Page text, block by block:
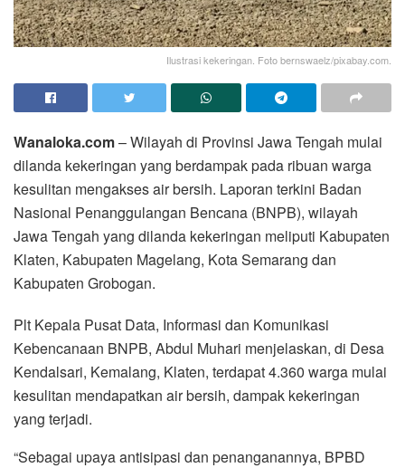
Ilustrasi kekeringan. Foto bernswaelz/pixabay.com.
Wanaloka.com– Wilayah di Provinsi Jawa Tengah mulai
dilanda kekeringan yang berdampak pada ribuan warga
kesulitan mengakses air bersih. Laporan terkini Badan
Nasional Penanggulangan Bencana (BNPB), wilayah
Jawa Tengah yang dilanda kekeringan meliputi Kabupaten
Klaten, Kabupaten Magelang, Kota Semarang dan
Kabupaten Grobogan.
Plt Kepala Pusat Data, Informasi dan Komunikasi
Kebencanaan BNPB, Abdul Muhari menjelaskan, di Desa
Kendalsari, Kemalang, Klaten, terdapat 4.360 warga mulai
kesulitan mendapatkan air bersih, dampak kekeringan
yang terjadi.
“Sebagai upaya antisipasi dan penanganannya, BPBD